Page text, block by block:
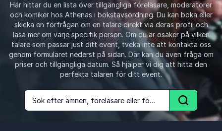
Här hittar du en lista över tillgängliga föreläsare, moderatorer
och komiker hos Athenas i bokstavsordning. Du kan boka eller
skicka en förfrågan om en talare direkt via deras profil och
läsa mer om varje specifik person. Om du är osäker på vilken
talare som passar just ditt event, tveka inte att kontakta oss
genom formuläret nederst på sidan. Där kan du även fråga om
priser och tillgängliga datum. Så hjälper vi dig att hitta den
perfekta talaren för ditt event.
Sök efter ämnen, föreläsare eller föreläsningar Sök